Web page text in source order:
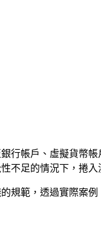
行帳戶、虛擬貨幣
不足的情況下，捲入
規範，透過實際案